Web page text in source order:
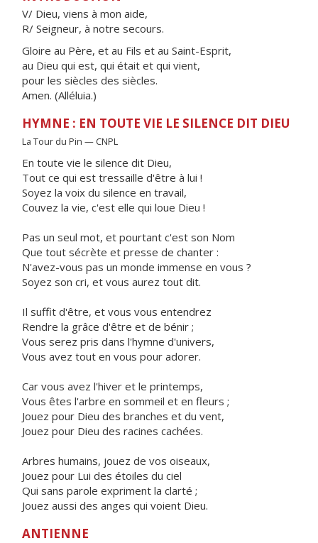
V/ Dieu, viens à mon aide,
R/ Seigneur, à notre secours.
Gloire au Père, et au Fils et au Saint-Esprit,
au Dieu qui est, qui était et qui vient,
pour les siècles des siècles.
Amen. (Alléluia.)
HYMNE : EN TOUTE VIE LE SILENCE DIT DIEU
La Tour du Pin — CNPL
En toute vie le silence dit Dieu,
Tout ce qui est tressaille d'être à lui !
Soyez la voix du silence en travail,
Couvez la vie, c'est elle qui loue Dieu !
Pas un seul mot, et pourtant c'est son Nom
Que tout sécrète et presse de chanter :
N'avez-vous pas un monde immense en vous ?
Soyez son cri, et vous aurez tout dit.
Il suffit d'être, et vous vous entendrez
Rendre la grâce d'être et de bénir ;
Vous serez pris dans l'hymne d'univers,
Vous avez tout en vous pour adorer.
Car vous avez l'hiver et le printemps,
Vous êtes l'arbre en sommeil et en fleurs ;
Jouez pour Dieu des branches et du vent,
Jouez pour Dieu des racines cachées.
Arbres humains, jouez de vos oiseaux,
Jouez pour Lui des étoiles du ciel
Qui sans parole expriment la clarté ;
Jouez aussi des anges qui voient Dieu.
ANTIENNE